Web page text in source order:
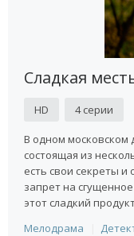
Сладкая
HD 4 серии
В одном
состоящая из
есть свои секреты
запрет на
этот сладкий
Мелодрама